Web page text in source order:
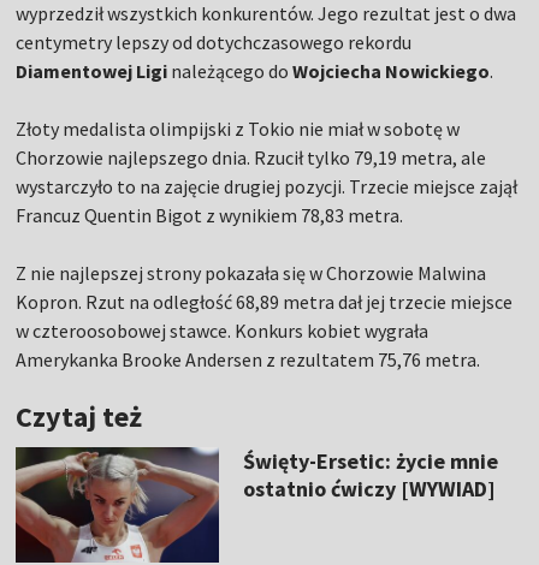
wyprzedził wszystkich konkurentów. Jego rezultat jest o dwa
centymetry lepszy od dotychczasowego rekordu
Diamentowej Ligi należącego doWojciecha Nowickiego.
Złoty medalista olimpijski z Tokio nie miał w sobotę w
Chorzowie najlepszego dnia. Rzucił tylko 79,19 metra, ale
wystarczyło to na zajęcie drugiej pozycji. Trzecie miejsce zajął
Francuz Quentin Bigot z wynikiem 78,83 metra.
Z nie najlepszej strony pokazała się w Chorzowie Malwina
Kopron. Rzut na odległość 68,89 metra dał jej trzecie miejsce
w czteroosobowej stawce. Konkurs kobiet wygrała
Amerykanka Brooke Andersen z rezultatem 75,76 metra.
Czytaj też
Święty-Ersetic: życie mnie
ostatnio ćwiczy [WYWIAD]